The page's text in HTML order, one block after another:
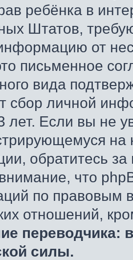
ребёнка в
Штатов,
от
письменное
вида
сбор личной
лет. Если вы не
обратитесь
что
по правовым
отношений,
переводчика:
силы.